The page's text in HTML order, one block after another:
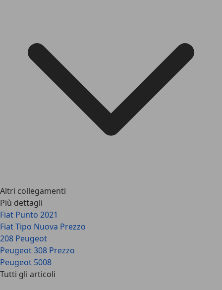
Altri collegamenti
Più dettagli
Fiat Punto 2021
Fiat Tipo Nuova Prezzo
208 Peugeot
Peugeot 308 Prezzo
Peugeot 5008
Tutti gli articoli